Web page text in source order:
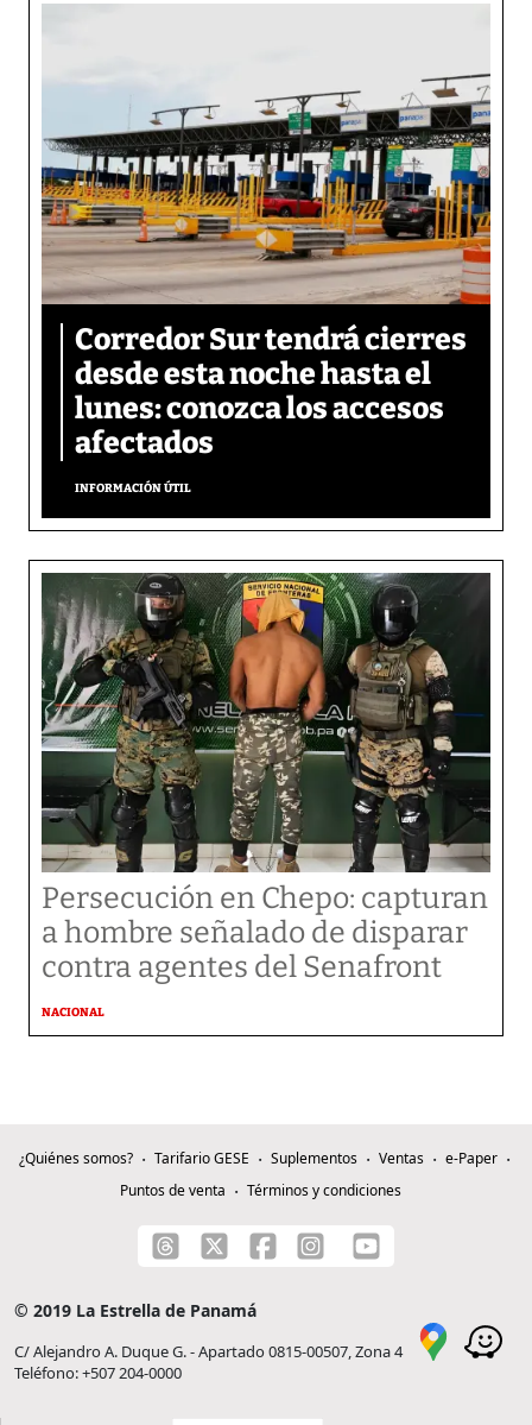
Corredor Sur tendrá cierres
desde esta noche hasta el
lunes: conozca los accesos
afectados
INFORMACIÓN ÚTIL
Persecución en Chepo: capturan
a hombre señalado de disparar
contra agentes del Senafront
NACIONAL
¿Quiénes somos? Tarifario GESE Suplementos Ventas
e-Paper
Puntos de venta
Términos y condiciones
© 2019 La Estrella de Panamá
C/ Alejandro A. Duque G. - Apartado 0815-00507, Zona 4
Teléfono: +507 204-0000